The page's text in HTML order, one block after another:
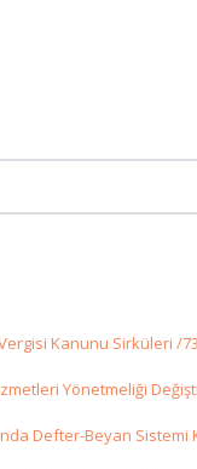
Kanunu Sirküleri /73
Yönetmeliği Değişti
Defter-Beyan Sistemi